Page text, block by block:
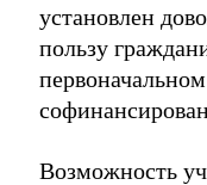
установлен
пользу
Возможность